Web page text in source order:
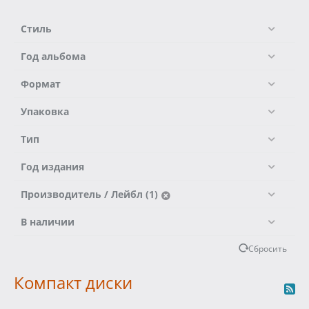
Стиль
Год альбома
Формат
Упаковка
Тип
Год издания
Производитель / Лейбл (1)
В наличии
Сбросить
Компакт диски